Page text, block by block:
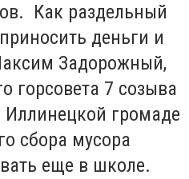
Как раздельный
деньги и
Задорожный,
горсовета 7 созыва
громаде
сбора мусора
еще в школе.